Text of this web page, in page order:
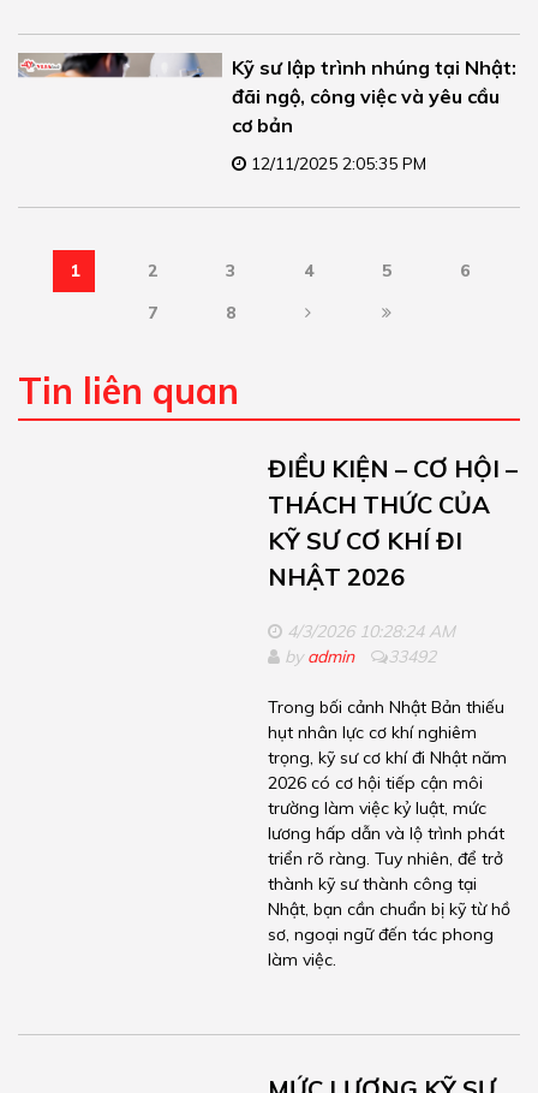
Kỹ sư lập trình nhúng tại Nhật:
đãi ngộ, công việc và yêu cầu
cơ bản
12/11/2025 2:05:35 PM
1 2 3 4 5
6
7
8
Tin liên quan
ĐIỀU KIỆN – CƠ HỘI –
THÁCH THỨC CỦA
KỸ SƯ CƠ KHÍ ĐI
NHẬT 2026
4/3/2026 10:28:24 AM
byadmin 33492
Trong bối cảnh Nhật Bản thiếu
hụt nhân lực cơ khí nghiêm
trọng, kỹ sư cơ khí đi Nhật năm
2026 có cơ hội tiếp cận môi
trường làm việc kỷ luật, mức
lương hấp dẫn và lộ trình phát
triển rõ ràng. Tuy nhiên, để trở
thành kỹ sư thành công tại
Nhật, bạn cần chuẩn bị kỹ từ hồ
sơ, ngoại ngữ đến tác phong
làm việc.